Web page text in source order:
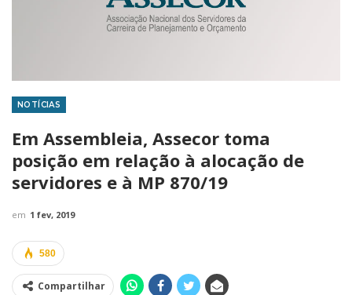
NOTÍCIAS
Em Assembleia, Assecor toma
posição em relação à alocação de
servidores e à MP 870/19
em 1 fev, 2019
580
Compartilhar